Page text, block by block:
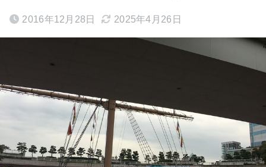
2016年12月28日 2025年4月26日